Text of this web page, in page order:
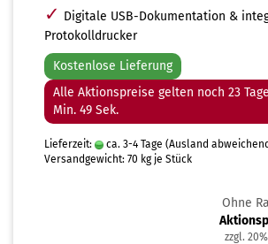
✓ Digitale USB-Dokumentation &
Protokolldrucker
Kostenlose Lieferung
Alle Aktionspreise gelten noch 23
Min. 48 Sek.
Lieferzeit: ca. 3-4 Tage (Ausland
Versandgewicht: 70 kg je Stück
Ohne
zzgl.